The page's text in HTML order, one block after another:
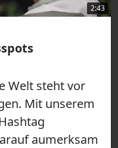
2:43
Welt steht vor
Mit unserem
aumerksam